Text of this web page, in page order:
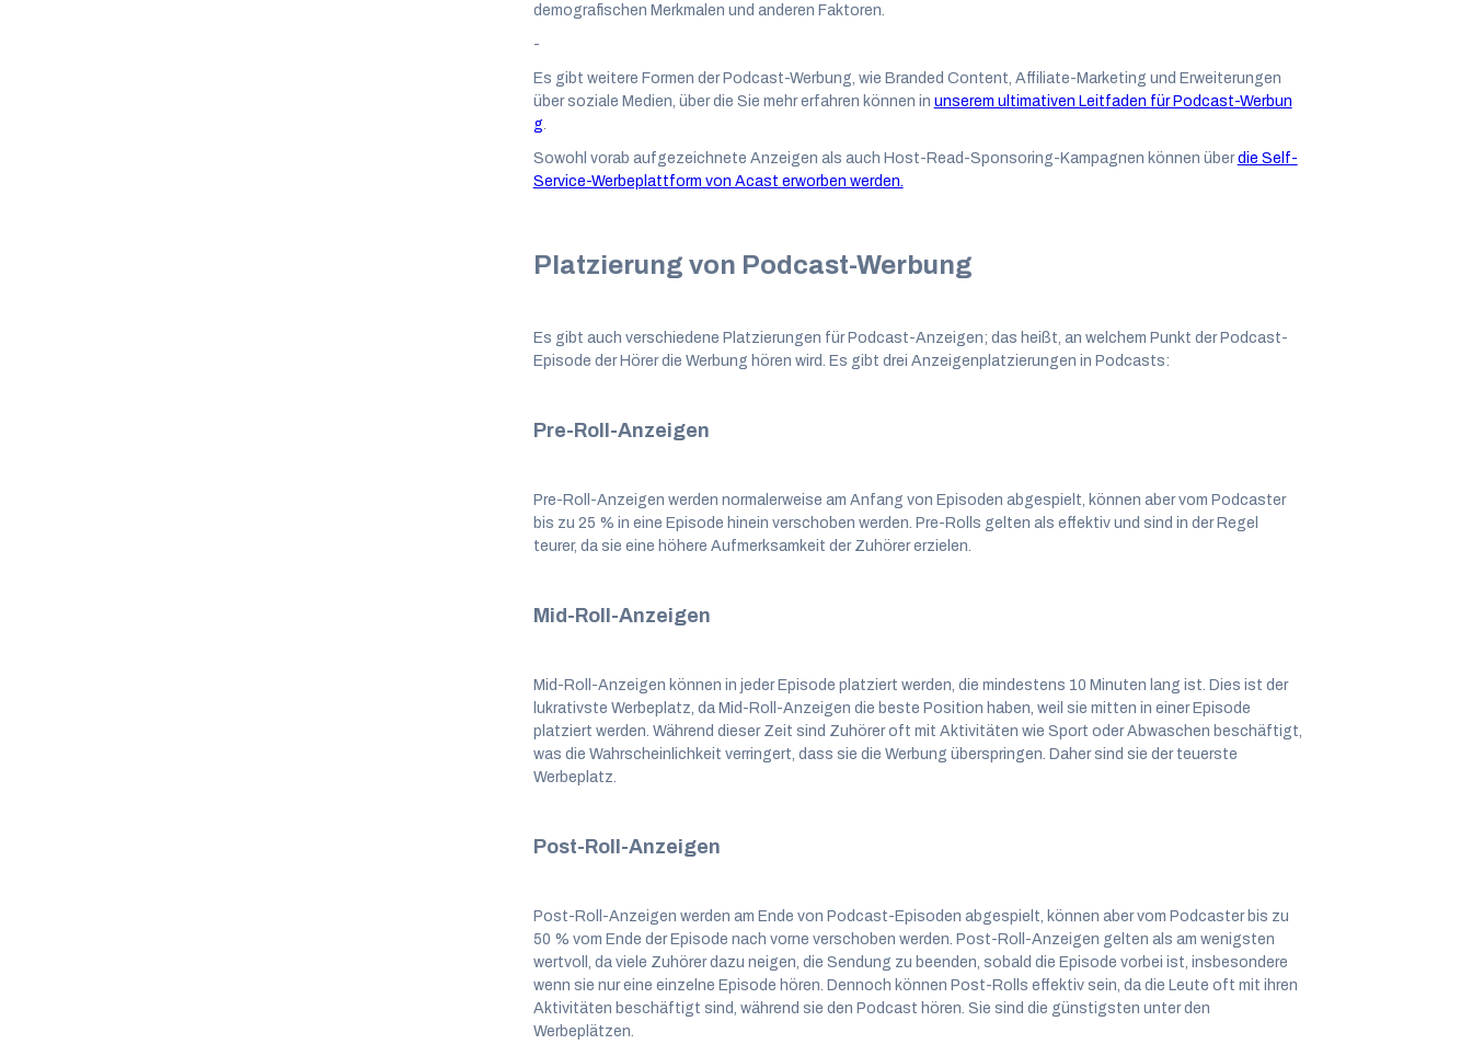
demografischen Merkmalen und anderen Faktoren.
-
Es gibt weitere Formen der Podcast-Werbung, wie Branded Content, Affiliate-Marketing und Erweiterungen
über soziale Medien, über die Sie mehr erfahren können in unserem ultimativen Leitfaden für Podcast-Werbun
g.
Sowohl vorab aufgezeichnete Anzeigen als auch Host-Read-Sponsoring-Kampagnen können überdie Self-
Service-Werbeplattform von Acast erworben werden.
Platzierung von Podcast-Werbung
Es gibt auch verschiedene Platzierungen für Podcast-Anzeigen; das heißt, an welchem Punkt der Podcast-
Episode der Hörer die Werbung hören wird. Es gibt drei Anzeigenplatzierungen in Podcasts:
Pre-Roll-Anzeigen
Pre-Roll-Anzeigen werden normalerweise am Anfang von Episoden abgespielt, können aber vom Podcaster
bis zu 25 % in eine Episode hinein verschoben werden. Pre-Rolls gelten als effektiv und sind in der Regel
teurer, da sie eine höhere Aufmerksamkeit der Zuhörer erzielen.
Mid-Roll-Anzeigen
Mid-Roll-Anzeigen können in jeder Episode platziert werden, die mindestens 10 Minuten lang ist. Dies ist der
lukrativste Werbeplatz, da Mid-Roll-Anzeigen die beste Position haben, weil sie mitten in einer Episode
platziert werden. Während dieser Zeit sind Zuhörer oft mit Aktivitäten wie Sport oder Abwaschen beschäftigt,
was die Wahrscheinlichkeit verringert, dass sie die Werbung überspringen. Daher sind sie der teuerste
Werbeplatz.
Post-Roll-Anzeigen
Post-Roll-Anzeigen werden am Ende von Podcast-Episoden abgespielt, können aber vom Podcaster bis zu
50 % vom Ende der Episode nach vorne verschoben werden. Post-Roll-Anzeigen gelten als am wenigsten
wertvoll, da viele Zuhörer dazu neigen, die Sendung zu beenden, sobald die Episode vorbei ist, insbesondere
wenn sie nur eine einzelne Episode hören. Dennoch können Post-Rolls effektiv sein, da die Leute oft mit ihren
Aktivitäten beschäftigt sind, während sie den Podcast hören. Sie sind die günstigsten unter den
Werbeplätzen.